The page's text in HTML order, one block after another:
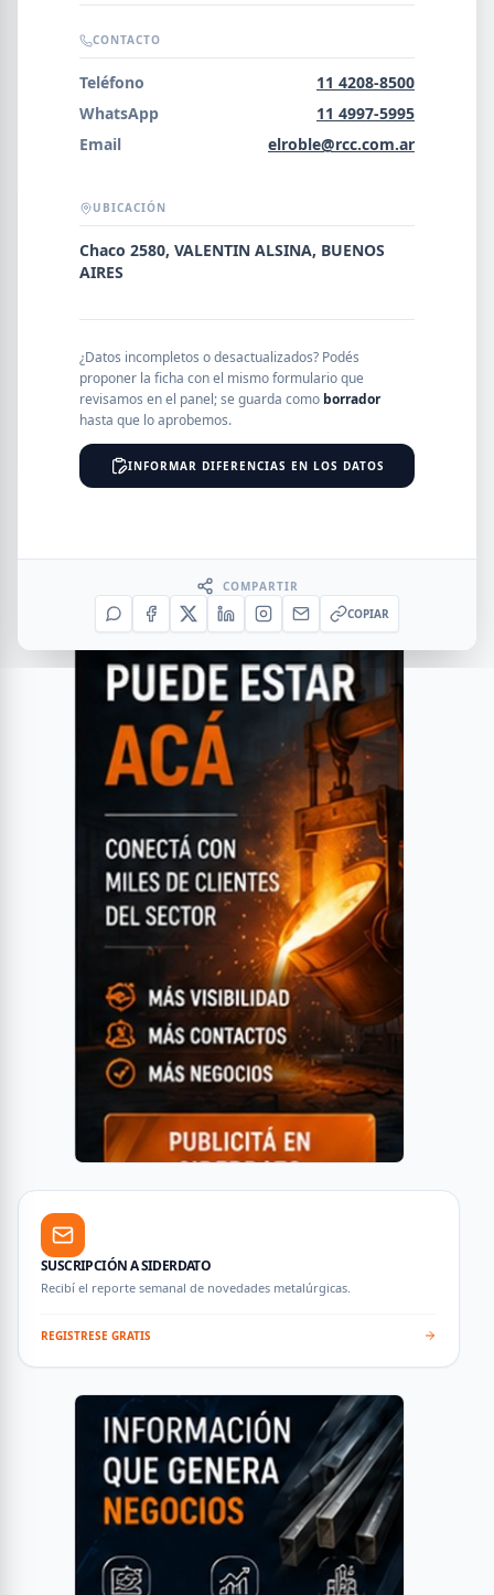
NOMBRE
PROVINCIA
SUSCRIPCIÓN A SIDERDATO
Recibí el reporte semanal de novedades metalúrgicas.
REGISTRESE GRATIS
CONTACTO
Teléfono
11 4208-8500
WhatsApp
11 4997-5995
Email
elroble@rcc.com.ar
UBICACIÓN
Chaco 2580, VALENTIN ALSINA, BUENOS
AIRES
¿Datos incompletos o desactualizados? Podés
proponer la ficha con el mismo formulario que
revisamos en el panel; se guarda como borrador
hasta que lo aprobemos.
INFORMAR DIFERENCIAS EN LOS DATOS
COMPARTIR
COPIAR